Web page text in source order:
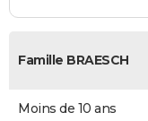
Famille BRAESCH
Moins de 10 ans